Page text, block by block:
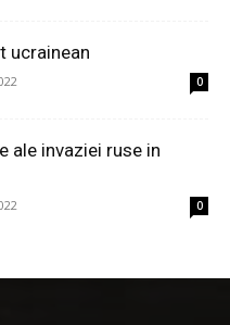
ucrainean
0
ale invaziei ruse in
0